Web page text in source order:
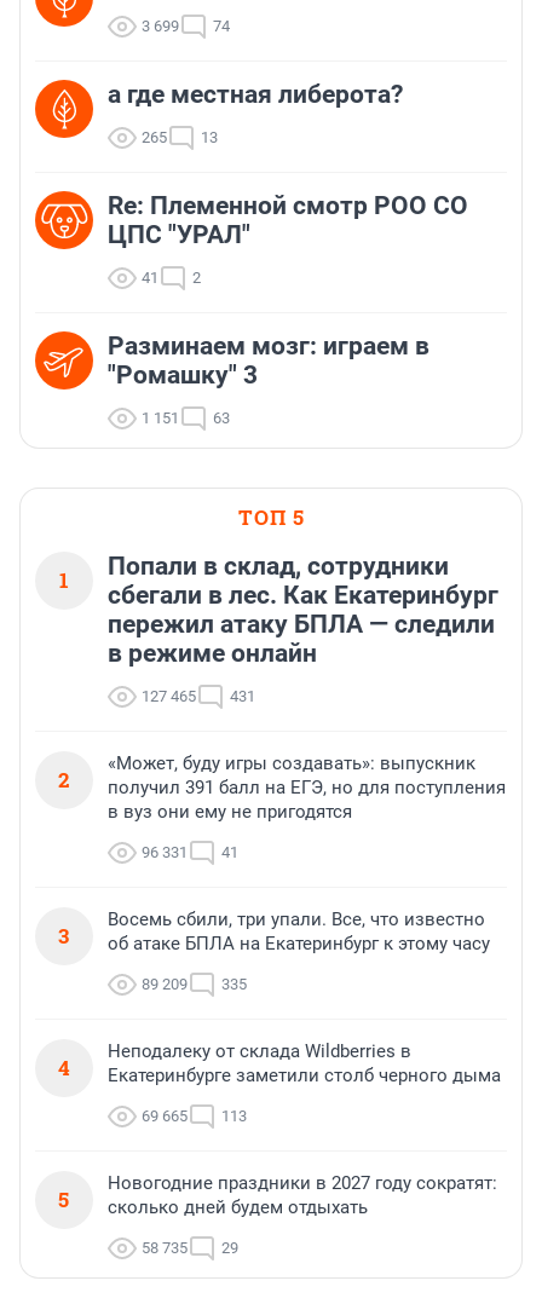
3 699 74
а где местная либерота?
265 13
Re: Племеннoй смoтр РOO CO
ЦПС "УРАЛ"
41 2
Разминаем мозг: играем в
"Ромашку" 3
1 151 63
ТОП 5
1
Попали в склад, сотрудники
сбегали в лес. Как Екатеринбург
пережил атаку БПЛА — следили
в режиме онлайн
127 465 431
2
«Может, буду игры создавать»: выпускник
получил 391 балл на ЕГЭ, но для поступления
в вуз они ему не пригодятся
96 331 41
3
Восемь сбили, три упали. Все, что известно
об атаке БПЛА на Екатеринбург к этому часу
89 209 335
4
Неподалеку от склада Wildberries в
Екатеринбурге заметили столб черного дыма
69 665 113
5
Новогодние праздники в 2027 году сократят:
сколько дней будем отдыхать
58 735 29